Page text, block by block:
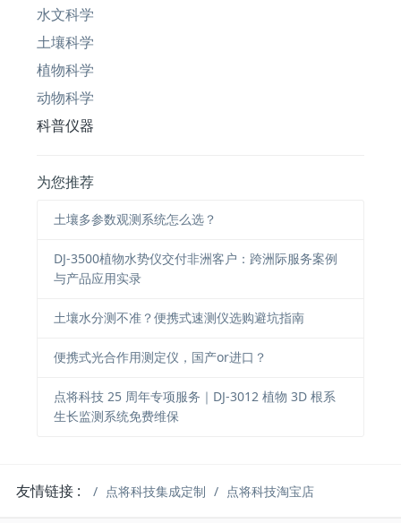
水文科学
土壤科学
植物科学
动物科学
科普仪器
为您推荐
土壤多参数观测系统怎么选？
DJ-3500植物水势仪交付非洲客户：跨洲际服务案例
与产品应用实录
土壤水分测不准？便携式速测仪选购避坑指南
便携式光合作用测定仪，国产or进口？
点将科技 25 周年专项服务｜DJ-3012 植物 3D 根系
生长监测系统免费维保
友情链接 : 点将科技集成定制 点将科技淘宝店